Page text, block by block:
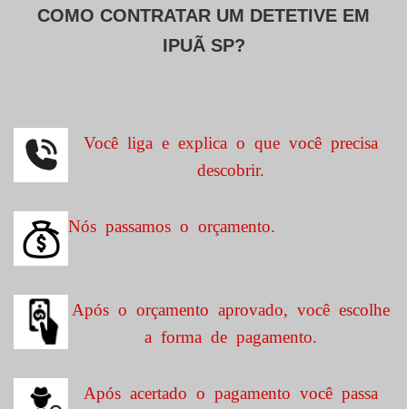
COMO CONTRATAR UM DETETIVE EM
IPUÃ SP?
Você liga e explica o que você precisa
descobrir.
Nós passamos o orçamento.
Após o orçamento aprovado, você escolhe
a forma de pagamento.
Após acertado o pagamento você passa